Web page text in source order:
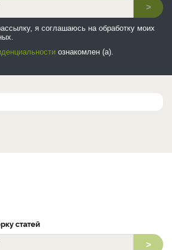
>
я соглашаюсь на обработку моих
ознакомлен (а).
статей
>